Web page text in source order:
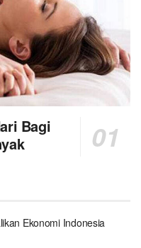
Bagi
Ekonomi Indonesia